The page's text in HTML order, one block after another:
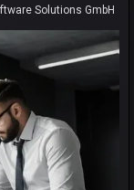
Solutions GmbH